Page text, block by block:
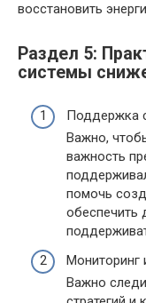
восстановить
Раздел 5:
системы
Поддержка
Важно,
важность
помочь
обеспечить
Мониторинг
Важно